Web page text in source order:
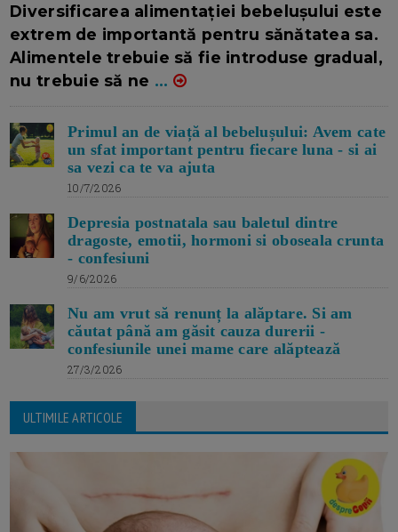
Diversificarea alimentației bebelușului este
extrem de importantă pentru sănătatea sa.
Alimentele trebuie să fie introduse gradual,
nu trebuie să ne ...
Primul an de viață al bebelușului: Avem cate
un sfat important pentru fiecare luna - si ai
sa vezi ca te va ajuta
10/7/2026
Depresia postnatala sau baletul dintre
dragoste, emotii, hormoni si oboseala crunta
- confesiuni
9/6/2026
Nu am vrut să renunț la alăptare. Si am
căutat până am găsit cauza durerii -
confesiunile unei mame care alăptează
27/3/2026
ULTIMILE ARTICOLE